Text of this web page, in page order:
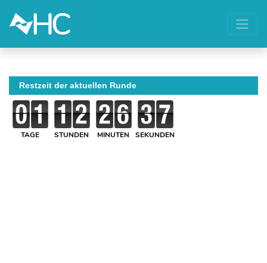
Restzeit der aktuellen Runde
TAGE STUNDEN MINUTEN SEKUNDEN